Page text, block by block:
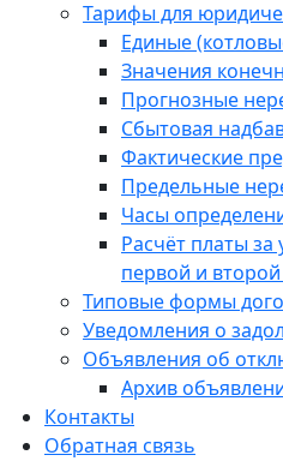
Тарифы для
Единые
Значения
Прогнозные
Сбытовая
Фактические
Предельные
Часы
Расчёт платы
первой и
Типовые формы
Уведомления о
Объявления об
Архив
Контакты
Обратная связь